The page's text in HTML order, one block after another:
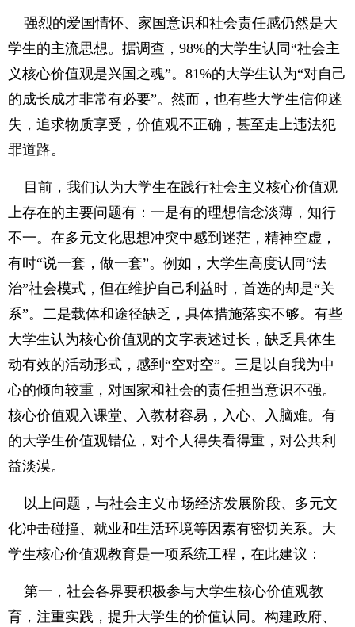
强烈的爱国情怀、家国意识和社会责任感仍然是大
学生的主流思想。据调查，98%的大学生认同“社会主
义核心价值观是兴国之魂”。81%的大学生认为“对自己
的成长成才非常有必要”。然而，也有些大学生信仰迷
失，追求物质享受，价值观不正确，甚至走上违法犯
罪道路。
目前，我们认为大学生在践行社会主义核心价值观
上存在的主要问题有：一是有的理想信念淡薄，知行
不一。在多元文化思想冲突中感到迷茫，精神空虚，
有时“说一套，做一套”。例如，大学生高度认同“法
治”社会模式，但在维护自己利益时，首选的却是“关
系”。二是载体和途径缺乏，具体措施落实不够。有些
大学生认为核心价值观的文字表述过长，缺乏具体生
动有效的活动形式，感到“空对空”。三是以自我为中
心的倾向较重，对国家和社会的责任担当意识不强。
核心价值观入课堂、入教材容易，入心、入脑难。有
的大学生价值观错位，对个人得失看得重，对公共利
益淡漠。
以上问题，与社会主义市场经济发展阶段、多元文
化冲击碰撞、就业和生活环境等因素有密切关系。大
学生核心价值观教育是一项系统工程，在此建议：
第一，社会各界要积极参与大学生核心价值观教
育，注重实践，提升大学生的价值认同。构建政府、